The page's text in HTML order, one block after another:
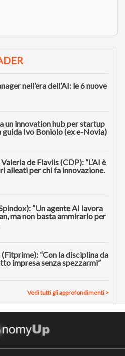
nell’era dell’AI: le 6 nuove
un innovation hub per startup
guida Ivo Boniolo (ex e-Novia)
de Flaviis (CDP): “L’AI è
alleati per chi fa innovazione.
“Un agente AI lavora
ma non basta ammirarlo per
“Con la disciplina da
impresa senza spezzarmi”
Vedi tutti gli approfondimenti >